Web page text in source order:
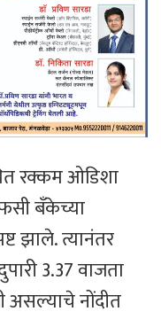
रक्कम ओडिशा
बँकेच्या
झाले. त्यानंतर
3.37 वाजता
असल्याचे नोंदीत